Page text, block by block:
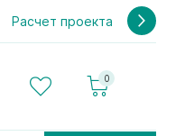
Расчет проекта
0